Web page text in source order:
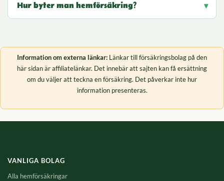
Hur byter man hemförsäkring?
Information om externa länkar: Länkar till försäkringsbolag på den
här sidan är affiliatelänkar. Det innebär att sajten kan få ersättning
om du väljer att teckna en försäkring. Det påverkar inte hur
information presenteras.
VANLIGA BOLAG
Alla hemförsäkringar